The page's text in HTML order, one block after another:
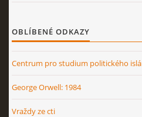
OBLÍBENÉ ODKAZY
Centrum pro studium politického
George Orwell: 1984
Vraždy ze cti